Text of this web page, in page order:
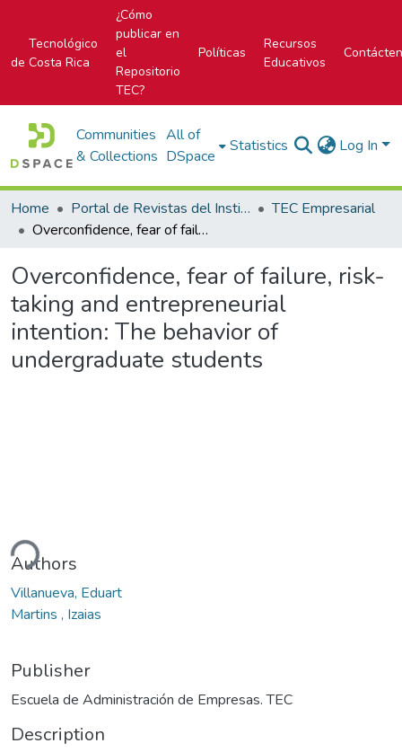
Tecnológico
de Costa Rica
¿Cómo
publicar en
el
Repositorio
TEC?
Políticas
Recursos
Educativos
Communities
& Collections
All of
DSpace
Statistics Log In
Home Portal de Revistas del Instituto Tecnológico de Costa Rica
TEC Empresarial
Overconfidence, fear of failure, risk-taking and entrepreneurial intention: The behavior of undergraduate students
Overconfidence, fear of failure, risk-
taking and entrepreneurial
intention: The behavior of
undergraduate students
Authors
Villanueva, Eduart
Martins , Izaias
Publisher
Escuela de Administración de Empresas. TEC
Description